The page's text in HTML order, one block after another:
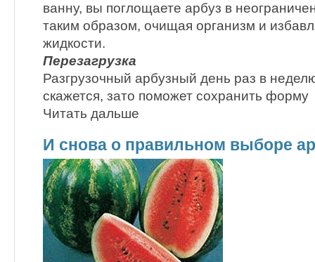
ванну, вы поглощаете арбуз в
таким образом, очищая организм и
жидкости.
Перезагрузка
Разгрузочный арбузный день раз в
скажется, зато поможет сохранить форму
Читать дальше
И снова о правильном выборе